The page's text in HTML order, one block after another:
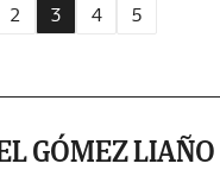
2 3 4 5
GÓMEZ LIAÑO